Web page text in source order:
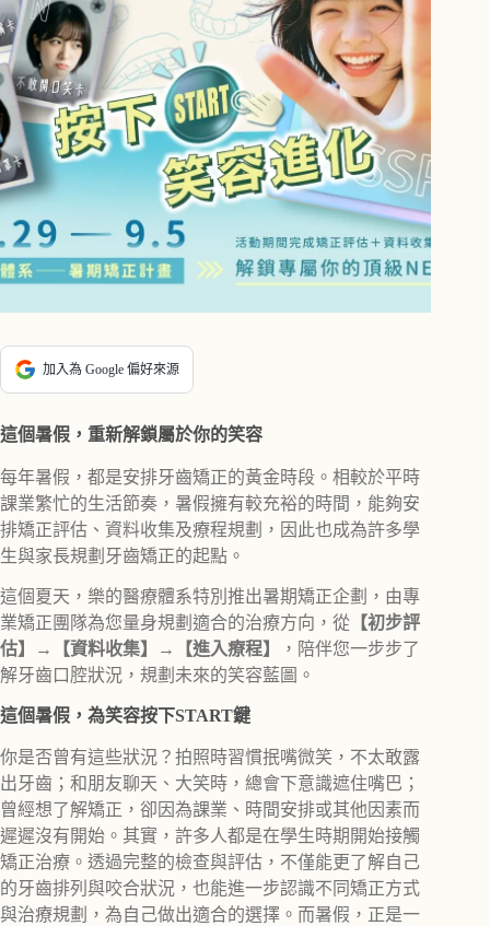
加入為 Google 偏好來源
這個暑假，重新解鎖屬於你的笑容
每年暑假，都是安排牙齒矯正的黃金時段。相較於平時
課業繁忙的生活節奏，暑假擁有較充裕的時間，能夠安
排矯正評估、資料收集及療程規劃，因此也成為許多學
生與家長規劃牙齒矯正的起點。
這個夏天，樂的醫療體系特別推出暑期矯正企劃，由專
業矯正團隊為您量身規劃適合的治療方向，從 【初步評
估】→【資料收集】→【進入療程】
，陪伴您一步步了
解牙齒口腔狀況，規劃未來的笑容藍圖。
這個暑假，為笑容按下START鍵
你是否曾有這些狀況？拍照時習慣抿嘴微笑，不太敢露
出牙齒；和朋友聊天、大笑時，總會下意識遮住嘴巴；
曾經想了解矯正，卻因為課業、時間安排或其他因素而
遲遲沒有開始。其實，許多人都是在學生時期開始接觸
矯正治療。透過完整的檢查與評估，不僅能更了解自己
的牙齒排列與咬合狀況，也能進一步認識不同矯正方式
與治療規劃，為自己做出適合的選擇。而暑假，正是一